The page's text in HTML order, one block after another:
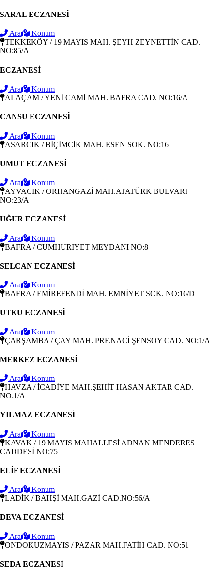
SARAL ECZANESİ
Ara
Konum
TEKKEKÖY / 19 MAYIS MAH. ŞEYH ZEYNETTİN CAD.
NO:85/A
ECZANESİ
Ara
Konum
ALAÇAM / YENİ CAMİ MAH. BAFRA CAD. NO:16/A
CANSU ECZANESİ
Ara
Konum
ASARCIK / BİÇİMCİK MAH. ESEN SOK. NO:16
UMUT ECZANESİ
Ara
Konum
AYVACIK / ORHANGAZİ MAH.ATATÜRK BULVARI
NO:23/A
UĞUR ECZANESİ
Ara
Konum
BAFRA / CUMHURIYET MEYDANI NO:8
SELCAN ECZANESİ
Ara
Konum
BAFRA / EMİREFENDİ MAH. EMNİYET SOK. NO:16/D
UTKU ECZANESİ
Ara
Konum
ÇARŞAMBA / ÇAY MAH. PRF.NACİ ŞENSOY CAD. NO:1/A
MERKEZ ECZANESİ
Ara
Konum
HAVZA / İCADİYE MAH.ŞEHİT HASAN AKTAR CAD.
NO:1/A
YILMAZ ECZANESİ
Ara
Konum
KAVAK / 19 MAYIS MAHALLESİ ADNAN MENDERES
CADDESİ NO:75
ELİF ECZANESİ
Ara
Konum
LADİK / BAHŞİ MAH.GAZİ CAD.NO:56/A
DEVA ECZANESİ
Ara
Konum
ONDOKUZMAYIS / PAZAR MAH.FATİH CAD. NO:51
SEDA ECZANESİ